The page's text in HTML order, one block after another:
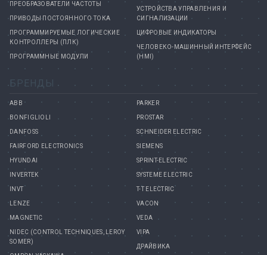
ПРЕОБРАЗОВАТЕЛИ ЧАСТОТЫ
ПРИВОДЫ ПОСТОЯННОГО ТОКА
ПРОГРАММИРУЕМЫЕ ЛОГИЧЕСКИЕ
КОНТРОЛЛЕРЫ (ПЛК)
ПРОГРАММНЫЕ МОДУЛИ
УСТРОЙСТВА УПРАВЛЕНИЯ И
СИГНАЛИЗАЦИИ
ЦИФРОВЫЕ ИНДИКАТОРЫ
ЧЕЛОВЕКО-МАШИННЫЙ ИНТЕРФЕЙС
(HMI)
БРЕНДЫ
ABB
BONFIGLIOLI
DANFOSS
FAIRFORD ELECTRONICS
HYUNDAI
INVERTEK
INVT
LENZE
MAGNETIC
NIDEC (CONTROL TECHNIQUES, LEROY
SOMER)
PARKER
PROSTAR
SCHNEIDER ELECTRIC
SIEMENS
SPRINT-ELECTRIC
SYSTEME ELECTRIC
T-T ELECTRIC
VACON
VEDA
VIPA
ДРАЙВИКА